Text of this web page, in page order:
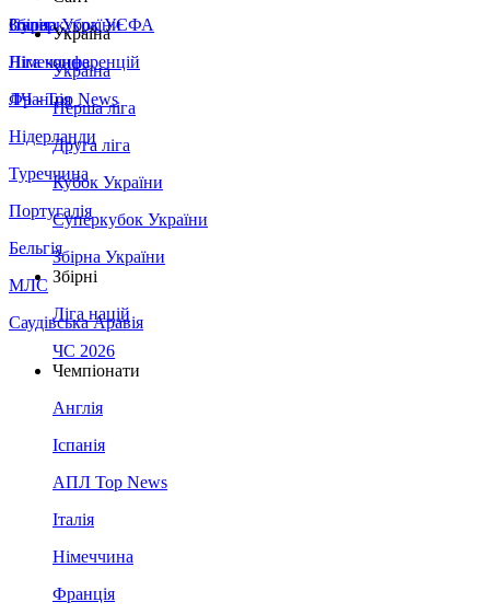
Збірна України
Італія
Німеччина
Франція
Нідерланди
Туреччина
Португалія
Бельгія
МЛС
Саудівська Аравія
Суперкубок УЄФА
Ліга конференцій
ЛЧ - Top News
Україна
Україна
Перша ліга
Друга ліга
Кубок України
Суперкубок України
Збірна України
Збірні
Ліга націй
ЧС 2026
Чемпіонати
Англія
Іспанія
АПЛ Top News
Італія
Німеччина
Франція